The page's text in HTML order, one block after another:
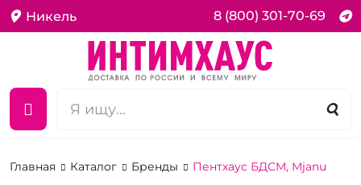
Никель 8 (800) 301-70-69
Главная Каталог Бренды Пентхаус БДСМ, Mjanu